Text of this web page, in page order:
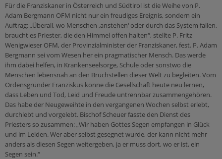
Für die Franziskaner in Österreich und Südtirol ist die Weihe von P.
Adam Bergmann OFM nicht nur ein freudiges Ereignis, sondern ein
Auftrag: „Überall, wo Menschen ‚anstehen‘ oder durch das System fallen,
braucht es Priester, die den Himmel offen halten“, stellte P. Fritz
Wenigwieser OFM, der Provinzialminister der Franziskaner, fest. P. Adam
Bergmann sei vom Wesen her ein pragmatischer Mensch. Das werde
ihm dabei helfen, in Krankenseelsorge, Schule oder sonstwo die
Menschen lebensnah an den Bruchstellen dieser Welt zu begleiten. Vom
Ordensgründer Franziskus könne die Gesellschaft heute neu lernen,
dass Leben und Tod, Leid und Freude untrennbar zusammengehören.
Das habe der Neugeweihte in den vergangenen Wochen selbst erlebt,
durchlebt und vorgelebt. Bischof Scheuer fasste den Dienst des
Priesters so zusammen: „Wir haben Gottes Segen empfangen in Glück
und im Leiden. Wer aber selbst gesegnet wurde, der kann nicht mehr
anders als diesen Segen weitergeben, ja er muss dort, wo er ist, ein
Segen sein.“